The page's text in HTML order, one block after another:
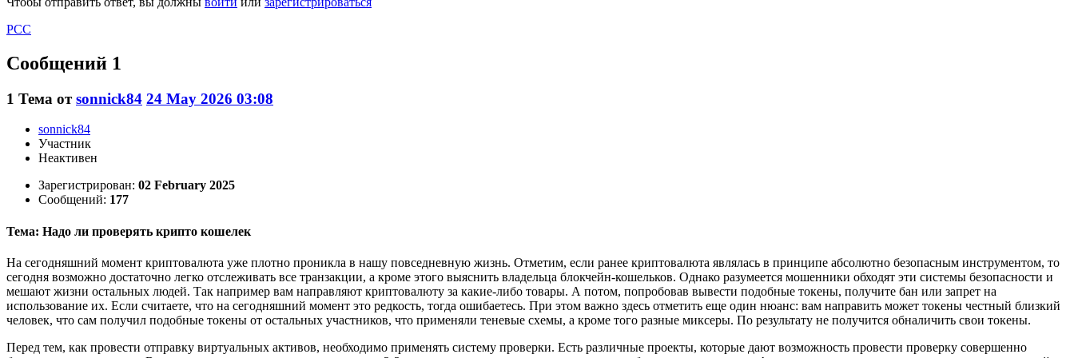
РСС
Сообщений 1
1 Тема отsonnick84 24 May 2026 03:08
sonnick84
Участник
Неактивен
Зарегистрирован: 02 February 2025
Сообщений: 177
Тема: Надо ли проверять крипто кошелек
На сегодняшний момент криптовалюта уже плотно проникла в нашу повседневную жизнь. Отметим, если ранее криптовалюта являлась в принципе абсолютно безопасным инструментом, то
сегодня возможно достаточно легко отслеживать все транзакции, а кроме этого выяснить владельца блокчейн-кошельков. Однако разумеется мошенники обходят эти системы безопасности и
мешают жизни остальных людей. Так например вам направляют криптовалюту за какие-либо товары. А потом, попробовав вывести подобные токены, получите бан или запрет на
использование их. Если считаете, что на сегодняшний момент это редкость, тогда ошибаетесь. При этом важно здесь отметить еще один нюанс: вам направить может токены честный близкий
человек, что сам получил подобные токены от остальных участников, что применяли теневые схемы, а кроме того разные миксеры. По результату не получится обналичить свои токены.
Перед тем, как провести отправку виртуальных активов, необходимо применять систему проверки. Есть различные проекты, которые дают возможность провести проверку совершенно